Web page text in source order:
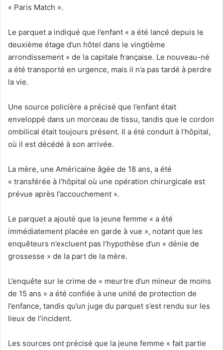
« Paris Match ».
Le parquet a indiqué que l’enfant « a été lancé depuis le
deuxième étage d’un hôtel dans le vingtième
arrondissement » de la capitale française. Le nouveau-né
a été transporté en urgence, mais il n’a pas tardé à perdre
la vie.
Une source policière a précisé que l’enfant était
enveloppé dans un morceau de tissu, tandis que le cordon
ombilical était toujours présent. Il a été conduit à l’hôpital,
où il est décédé à son arrivée.
La mère, une Américaine âgée de 18 ans, a été
« transférée à l’hôpital où une opération chirurgicale est
prévue après l’accouchement ».
Le parquet a ajouté que la jeune femme « a été
immédiatement placée en garde à vue », notant que les
enquêteurs n’excluent pas l’hypothèse d’un « dénie de
grossesse » de la part de la mère.
L’enquête sur le crime de « meurtre d’un mineur de moins
de 15 ans » a été confiée à une unité de protection de
l’enfance, tandis qu’un juge du parquet s’est rendu sur les
lieux de l’incident.
Les sources ont précisé que la jeune femme « fait partie